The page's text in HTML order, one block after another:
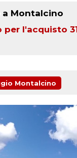
a Montalcino
per l'acquisto
Montalcino